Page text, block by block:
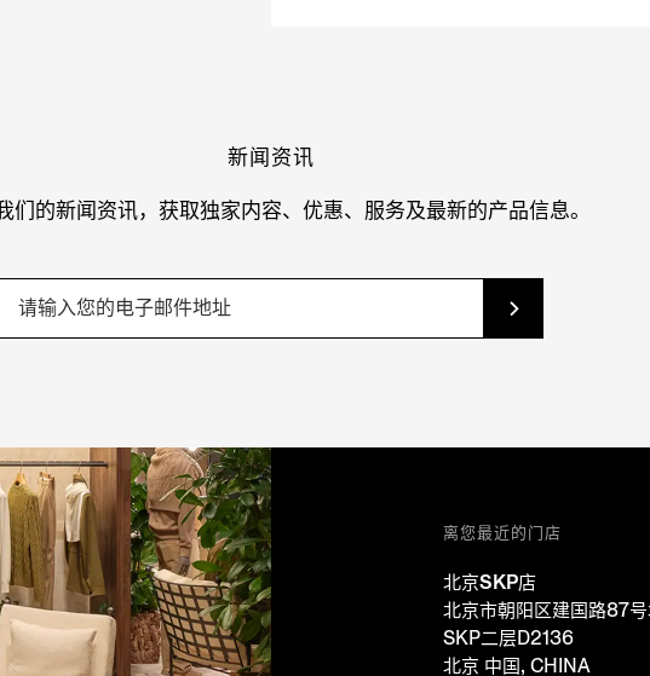
新闻资讯
们的新闻资讯，获取独家内容、优惠、服务及最新的产品信息。
离您最近的门店
北京SKP店
北京市朝阳区建国路87
SKP二层D2136
北京 中国, CHINA